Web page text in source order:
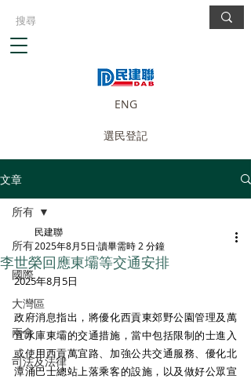
ENG
選民登記
文章
所有
國際
大灣區
兩會
司法及法律
所有
李世榮回應東壩等交通安排
民建聯
2025年8月5日 讀畢需時 2 分鐘
2025年8月5日
政府消息指出，將優化西貢東郊野公園管理及萬
宜水庫東壩的交通措施，當中包括限制的士進入
或使用西貢萬宜路、加強公共交通服務、優化北
潭涌巴士總站上落乘客的設施，以及做好公眾宣